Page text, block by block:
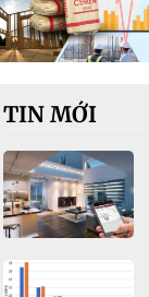
TIN MỚI